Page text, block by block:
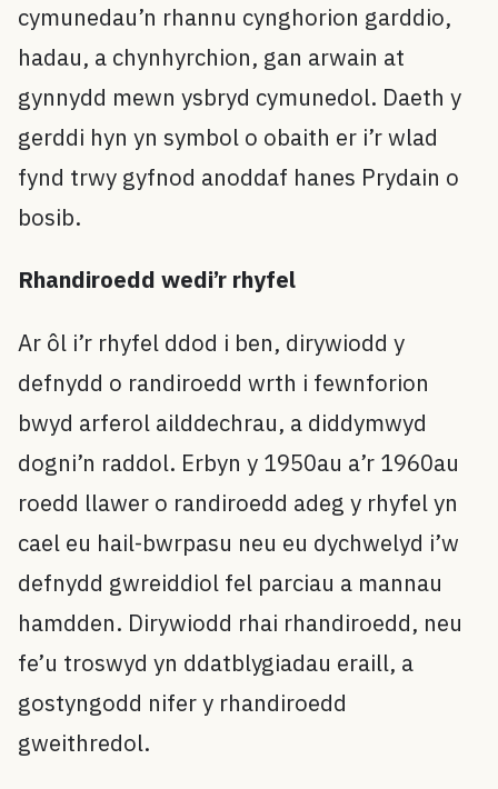
cymunedau’n rhannu cynghorion garddio,
hadau, a chynhyrchion, gan arwain at
gynnydd mewn ysbryd cymunedol. Daeth y
gerddi hyn yn symbol o obaith er i’r wlad
fynd trwy gyfnod anoddaf hanes Prydain o
bosib.
Rhandiroedd wedi’r rhyfel
Ar ôl i’r rhyfel ddod i ben, dirywiodd y
defnydd o randiroedd wrth i fewnforion
bwyd arferol ailddechrau, a diddymwyd
dogni’n raddol. Erbyn y 1950au a’r 1960au
roedd llawer o randiroedd adeg y rhyfel yn
cael eu hail-bwrpasu neu eu dychwelyd i’w
defnydd gwreiddiol fel parciau a mannau
hamdden. Dirywiodd rhai rhandiroedd, neu
fe’u troswyd yn ddatblygiadau eraill, a
gostyngodd nifer y rhandiroedd
gweithredol.